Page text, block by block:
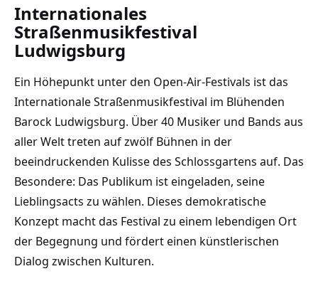
Internationales
Straßenmusikfestival
Ludwigsburg
Ein Höhepunkt unter den Open-Air-Festivals ist das
Internationale Straßenmusikfestival im Blühenden
Barock Ludwigsburg. Über 40 Musiker und Bands aus
aller Welt treten auf zwölf Bühnen in der
beeindruckenden Kulisse des Schlossgartens auf. Das
Besondere: Das Publikum ist eingeladen, seine
Lieblingsacts zu wählen. Dieses demokratische
Konzept macht das Festival zu einem lebendigen Ort
der Begegnung und fördert einen künstlerischen
Dialog zwischen Kulturen.